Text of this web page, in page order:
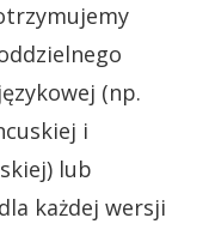
(np.
i
lub
każdej wersji